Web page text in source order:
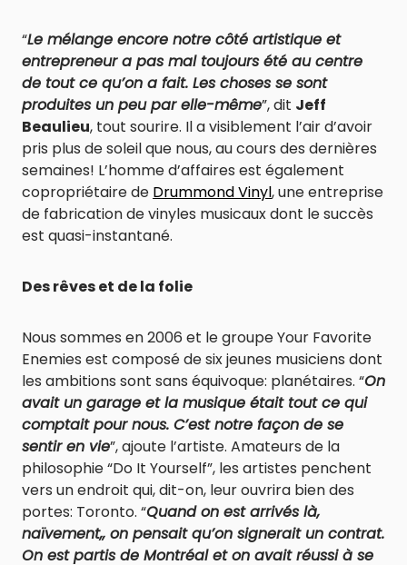
“Le mélange encore notre côté artistique et
entrepreneur a pas mal toujours été au centre
de tout ce qu’on a fait. Les choses se sont
produites un peu par elle-même”, dit Jeff
Beaulieu, tout sourire. Il a visiblement l’air d’avoir
pris plus de soleil que nous, au cours des dernières
semaines! L’homme d’affaires est également
copropriétaire de Drummond Vinyl, une entreprise
de fabrication de vinyles musicaux dont le succès
est quasi-instantané.
Des rêves et de la folie
Nous sommes en 2006 et le groupe Your Favorite
Enemies est composé de six jeunes musiciens dont
les ambitions sont sans équivoque: planétaires. “On
avait un garage et la musique était tout ce qui
comptait pour nous. C’est notre façon de se
sentir en vie”, ajoute l’artiste. Amateurs de la
philosophie “Do It Yourself”, les artistes penchent
vers un endroit qui, dit-on, leur ouvrira bien des
portes: Toronto. “Quand on est arrivés là,
naïvement,, on pensait qu’on signerait un contrat.
On est partis de Montréal et on avait réussi à se